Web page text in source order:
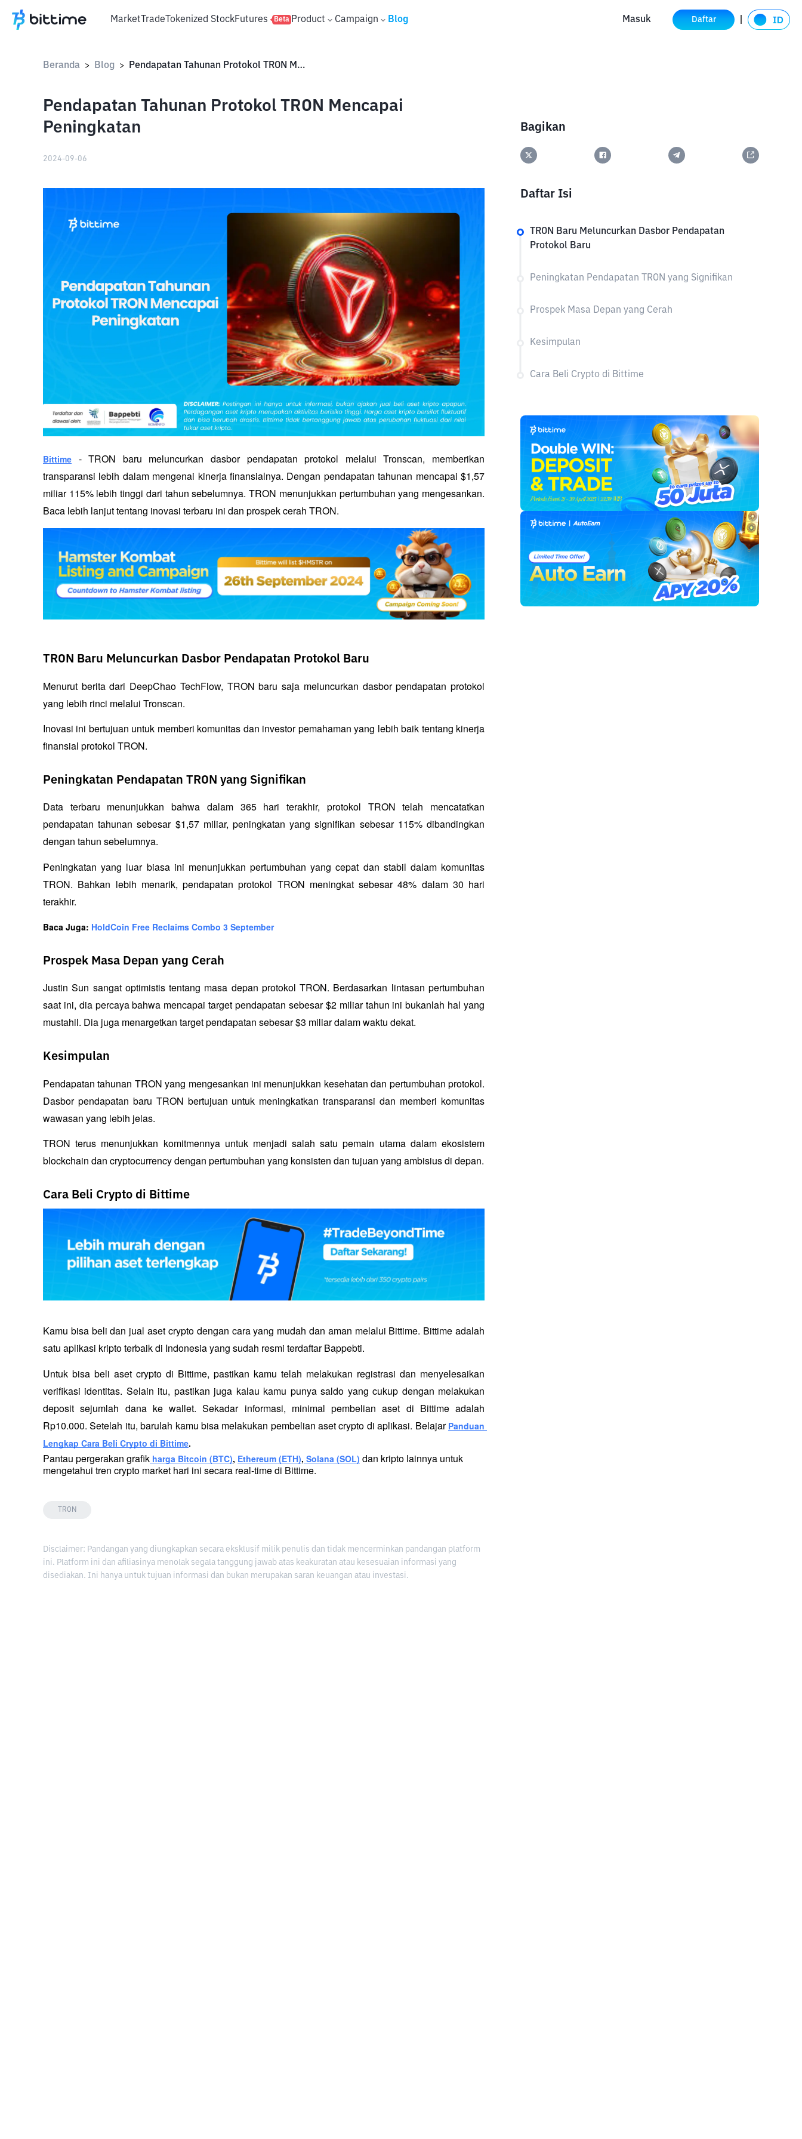
MarketTradeTokenized StockFutures Beta Product Campaign Blog Masuk Daftar
Beranda > Blog > Pendapatan Tahunan Protokol TRON Mencapai Peningkatan
Pendapatan Tahunan Protokol TRON Mencapai
Peningkatan
2024-09-06
Bittime - TRON baru meluncurkan dasbor pendapatan protokol melalui Tronscan, memberikan
transparansi lebih dalam mengenai kinerja finansialnya. Dengan pendapatan tahunan mencapai $1,57
miliar 115% lebih tinggi dari tahun sebelumnya. TRON menunjukkan pertumbuhan yang mengesankan.
Baca lebih lanjut tentang inovasi terbaru ini dan prospek cerah TRON.
TRON Baru Meluncurkan Dasbor Pendapatan Protokol Baru
Menurut berita dari DeepChao TechFlow, TRON baru saja meluncurkan dasbor pendapatan protokol
yang lebih rinci melalui Tronscan.
Inovasi ini bertujuan untuk memberi komunitas dan investor pemahaman yang lebih baik tentang kinerja
finansial protokol TRON.
Peningkatan Pendapatan TRON yang Signifikan
Data terbaru menunjukkan bahwa dalam 365 hari terakhir, protokol TRON telah mencatatkan
pendapatan tahunan sebesar $1,57 miliar, peningkatan yang signifikan sebesar 115% dibandingkan
dengan tahun sebelumnya.
Peningkatan yang luar biasa ini menunjukkan pertumbuhan yang cepat dan stabil dalam komunitas
TRON. Bahkan lebih menarik, pendapatan protokol TRON meningkat sebesar 48% dalam 30 hari
terakhir.
Baca Juga: HoldCoin Free Reclaims Combo 3 September
Prospek Masa Depan yang Cerah
Justin Sun sangat optimistis tentang masa depan protokol TRON. Berdasarkan lintasan pertumbuhan
saat ini, dia percaya bahwa mencapai target pendapatan sebesar $2 miliar tahun ini bukanlah hal yang
mustahil. Dia juga menargetkan target pendapatan sebesar $3 miliar dalam waktu dekat.
Kesimpulan
Pendapatan tahunan TRON yang mengesankan ini menunjukkan kesehatan dan pertumbuhan protokol.
Dasbor pendapatan baru TRON bertujuan untuk meningkatkan transparansi dan memberi komunitas
wawasan yang lebih jelas.
TRON terus menunjukkan komitmennya untuk menjadi salah satu pemain utama dalam ekosistem
blockchain dan cryptocurrency dengan pertumbuhan yang konsisten dan tujuan yang ambisius di depan.
Cara Beli Crypto di Bittime
Kamu bisa beli dan jual aset crypto dengan cara yang mudah dan aman melalui Bittime. Bittime adalah
satu aplikasi kripto terbaik di Indonesia yang sudah resmi terdaftar Bappebti.
Untuk bisa beli aset crypto di Bittime, pastikan kamu telah melakukan registrasi dan menyelesaikan
verifikasi identitas. Selain itu, pastikan juga kalau kamu punya saldo yang cukup dengan melakukan
deposit sejumlah dana ke wallet. Sekadar informasi, minimal pembelian aset di Bittime adalah
Rp10.000. Setelah itu, barulah kamu bisa melakukan pembelian aset crypto di aplikasi. Belajar Panduan
Lengkap Cara Beli Crypto di Bittime.
Pantau pergerakan grafik harga Bitcoin (BTC), Ethereum (ETH), Solana (SOL) dan kripto lainnya untuk
mengetahui tren crypto market hari ini secara real-time di Bittime.
TRON
Disclaimer: Pandangan yang diungkapkan secara eksklusif milik penulis dan tidak mencerminkan pandangan platform
ini. Platform ini dan afiliasinya menolak segala tanggung jawab atas keakuratan atau kesesuaian informasi yang
disediakan. Ini hanya untuk tujuan informasi dan bukan merupakan saran keuangan atau investasi.
Bagikan
Daftar Isi
TRON Baru Meluncurkan Dasbor Pendapatan
Protokol Baru
Peningkatan Pendapatan TRON yang Signifikan
Prospek Masa Depan yang Cerah
Kesimpulan
Cara Beli Crypto di Bittime